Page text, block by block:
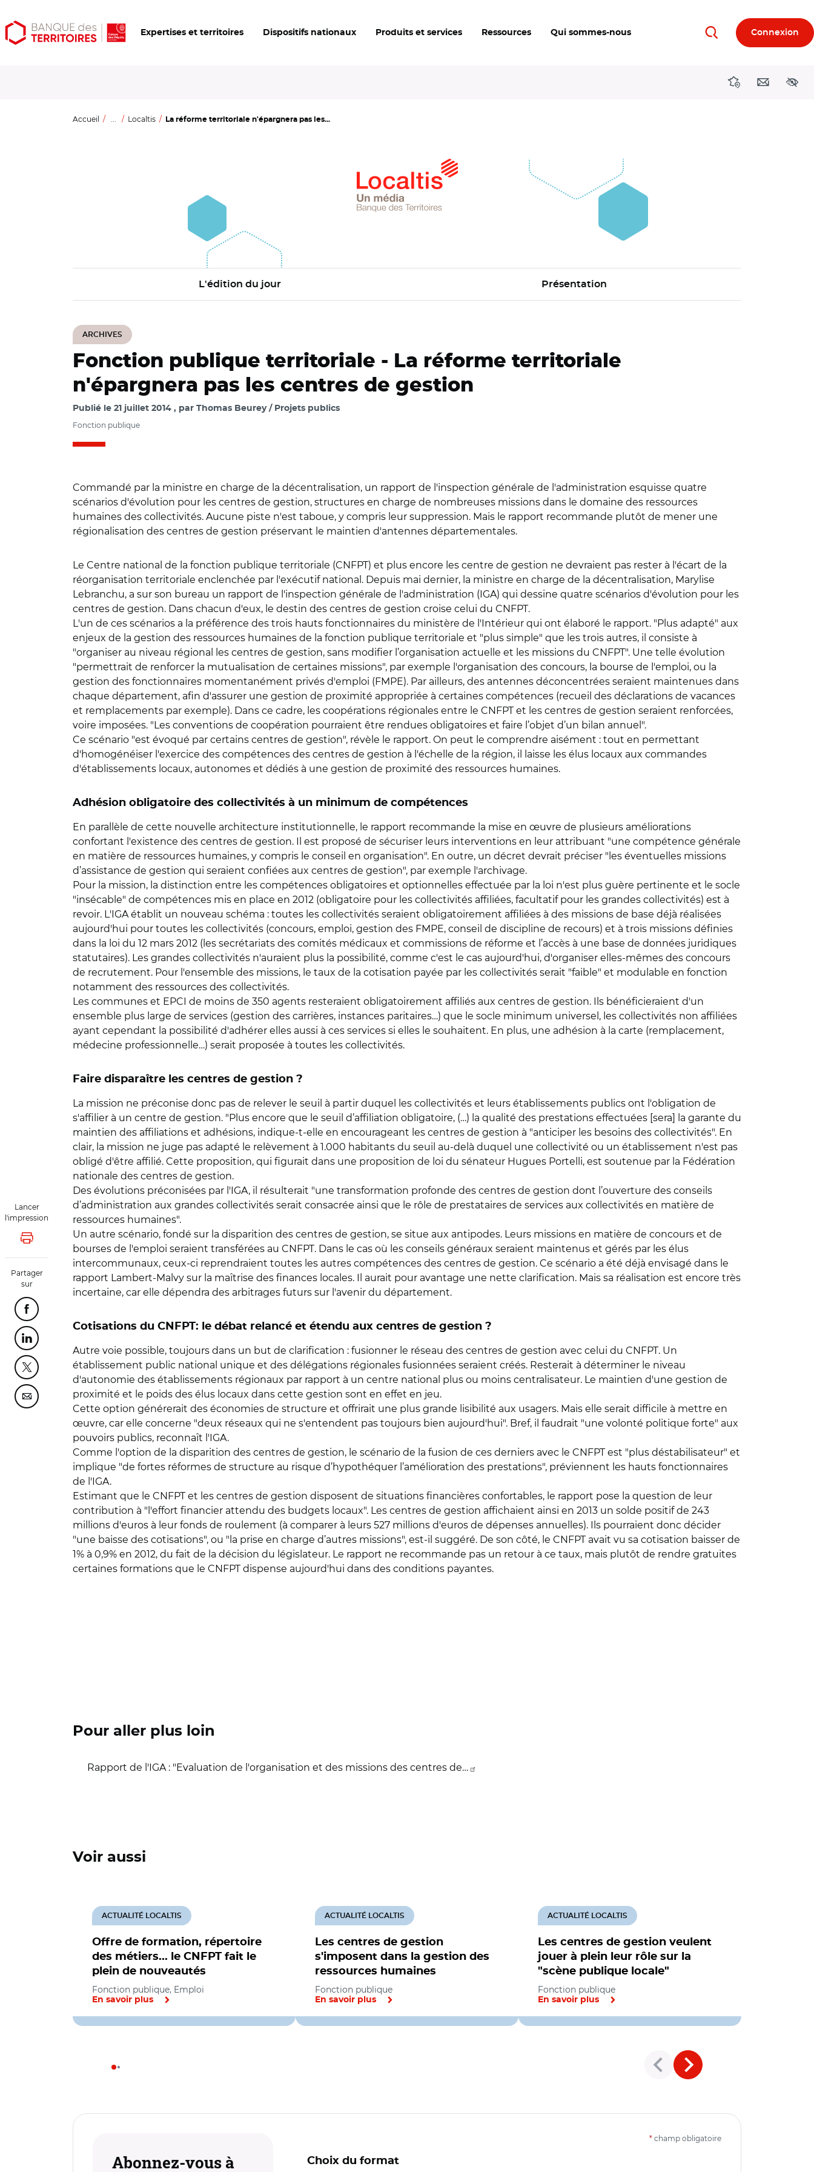
Aller
au
Aller
au
Ouvrir
les
Expertises et territoires Dispositifs nationaux Produits et services Ressources Qui sommes-nous RechercherConnexion
DirectionsContact
Accueil ... Localtis La réforme territoriale n'épargnera pas les...
L'édition du jour Présentation
ARCHIVES
Lancer
l'impression
Lancer l'impression
Partager
sur
Partager cette page sur Facebook
Partager cette page sur Linkedin
Partager cette page sur Twitter
Partager cette page sur Courriel
Fonction publique territoriale - La réforme territoriale
n'épargnera pas les centres de gestion
Publié le 21 juillet 2014 par Thomas Beurey / Projets publics
Fonction publique
Commandé par la ministre en charge de la décentralisation, un rapport de l'inspection générale de l'administration esquisse quatre
scénarios d'évolution pour les centres de gestion, structures en charge de nombreuses missions dans le domaine des ressources
humaines des collectivités. Aucune piste n'est taboue, y compris leur suppression. Mais le rapport recommande plutôt de mener une
régionalisation des centres de gestion préservant le maintien d'antennes départementales.
Le Centre national de la fonction publique territoriale (CNFPT) et plus encore les centre de gestion ne devraient pas rester à l'écart de la
réorganisation territoriale enclenchée par l'exécutif national. Depuis mai dernier, la ministre en charge de la décentralisation, Marylise
Lebranchu, a sur son bureau un rapport de l'inspection générale de l'administration (IGA) qui dessine quatre scénarios d'évolution pour les
centres de gestion. Dans chacun d'eux, le destin des centres de gestion croise celui du CNFPT.
L'un de ces scénarios a la préférence des trois hauts fonctionnaires du ministère de l'Intérieur qui ont élaboré le rapport. "Plus adapté" aux
enjeux de la gestion des ressources humaines de la fonction publique territoriale et "plus simple" que les trois autres, il consiste à
"organiser au niveau régional les centres de gestion, sans modifier l’organisation actuelle et les missions du CNFPT". Une telle évolution
"permettrait de renforcer la mutualisation de certaines missions", par exemple l'organisation des concours, la bourse de l'emploi, ou la
gestion des fonctionnaires momentanément privés d'emploi (FMPE). Par ailleurs, des antennes déconcentrées seraient maintenues dans
chaque département, afin d'assurer une gestion de proximité appropriée à certaines compétences (recueil des déclarations de vacances
et remplacements par exemple). Dans ce cadre, les coopérations régionales entre le CNFPT et les centres de gestion seraient renforcées,
voire imposées. "Les conventions de coopération pourraient être rendues obligatoires et faire l’objet d’un bilan annuel".
Ce scénario "est évoqué par certains centres de gestion", révèle le rapport. On peut le comprendre aisément : tout en permettant
d'homogénéiser l'exercice des compétences des centres de gestion à l'échelle de la région, il laisse les élus locaux aux commandes
d'établissements locaux, autonomes et dédiés à une gestion de proximité des ressources humaines.
Adhésion obligatoire des collectivités à un minimum de compétences
En parallèle de cette nouvelle architecture institutionnelle, le rapport recommande la mise en œuvre de plusieurs améliorations
confortant l'existence des centres de gestion. Il est proposé de sécuriser leurs interventions en leur attribuant "une compétence générale
en matière de ressources humaines, y compris le conseil en organisation". En outre, un décret devrait préciser "les éventuelles missions
d’assistance de gestion qui seraient confiées aux centres de gestion", par exemple l'archivage.
Pour la mission, la distinction entre les compétences obligatoires et optionnelles effectuée par la loi n'est plus guère pertinente et le socle
"insécable" de compétences mis en place en 2012 (obligatoire pour les collectivités affiliées, facultatif pour les grandes collectivités) est à
revoir. L'IGA établit un nouveau schéma : toutes les collectivités seraient obligatoirement affiliées à des missions de base déjà réalisées
aujourd'hui pour toutes les collectivités (concours, emploi, gestion des FMPE, conseil de discipline de recours) et à trois missions définies
dans la loi du 12 mars 2012 (les secrétariats des comités médicaux et commissions de réforme et l’accès à une base de données juridiques
statutaires). Les grandes collectivités n'auraient plus la possibilité, comme c'est le cas aujourd'hui, d'organiser elles-mêmes des concours
de recrutement. Pour l'ensemble des missions, le taux de la cotisation payée par les collectivités serait "faible" et modulable en fonction
notamment des ressources des collectivités.
Les communes et EPCI de moins de 350 agents resteraient obligatoirement affiliés aux centres de gestion. Ils bénéficieraient d'un
ensemble plus large de services (gestion des carrières, instances paritaires…) que le socle minimum universel, les collectivités non affiliées
ayant cependant la possibilité d'adhérer elles aussi à ces services si elles le souhaitent. En plus, une adhésion à la carte (remplacement,
médecine professionnelle…) serait proposée à toutes les collectivités.
Faire disparaître les centres de gestion ?
La mission ne préconise donc pas de relever le seuil à partir duquel les collectivités et leurs établissements publics ont l'obligation de
s'affilier à un centre de gestion. "Plus encore que le seuil d’affiliation obligatoire, (…) la qualité des prestations effectuées [sera] la garante du
maintien des affiliations et adhésions, indique-t-elle en encourageant les centres de gestion à "anticiper les besoins des collectivités". En
clair, la mission ne juge pas adapté le relèvement à 1.000 habitants du seuil au-delà duquel une collectivité ou un établissement n'est pas
obligé d'être affilié. Cette proposition, qui figurait dans une proposition de loi du sénateur Hugues Portelli, est soutenue par la Fédération
nationale des centres de gestion.
Des évolutions préconisées par l'IGA, il résulterait "une transformation profonde des centres de gestion dont l’ouverture des conseils
d’administration aux grandes collectivités serait consacrée ainsi que le rôle de prestataires de services aux collectivités en matière de
ressources humaines".
Un autre scénario, fondé sur la disparition des centres de gestion, se situe aux antipodes. Leurs missions en matière de concours et de
bourses de l'emploi seraient transférées au CNFPT. Dans le cas où les conseils généraux seraient maintenus et gérés par les élus
intercommunaux, ceux-ci reprendraient toutes les autres compétences des centres de gestion. Ce scénario a été déjà envisagé dans le
rapport Lambert-Malvy sur la maîtrise des finances locales. Il aurait pour avantage une nette clarification. Mais sa réalisation est encore très
incertaine, car elle dépendra des arbitrages futurs sur l'avenir du département.
Cotisations du CNFPT: le débat relancé et étendu aux centres de gestion ?
Autre voie possible, toujours dans un but de clarification : fusionner le réseau des centres de gestion avec celui du CNFPT. Un
établissement public national unique et des délégations régionales fusionnées seraient créés. Resterait à déterminer le niveau
d'autonomie des établissements régionaux par rapport à un centre national plus ou moins centralisateur. Le maintien d'une gestion de
proximité et le poids des élus locaux dans cette gestion sont en effet en jeu.
Cette option générerait des économies de structure et offrirait une plus grande lisibilité aux usagers. Mais elle serait difficile à mettre en
œuvre, car elle concerne "deux réseaux qui ne s'entendent pas toujours bien aujourd'hui". Bref, il faudrait "une volonté politique forte" aux
pouvoirs publics, reconnaît l'IGA.
Comme l'option de la disparition des centres de gestion, le scénario de la fusion de ces derniers avec le CNFPT est "plus déstabilisateur" et
implique "de fortes réformes de structure au risque d’hypothéquer l’amélioration des prestations", préviennent les hauts fonctionnaires
de l'IGA.
Estimant que le CNFPT et les centres de gestion disposent de situations financières confortables, le rapport pose la question de leur
contribution à "l'effort financier attendu des budgets locaux". Les centres de gestion affichaient ainsi en 2013 un solde positif de 243
millions d'euros à leur fonds de roulement (à comparer à leurs 527 millions d'euros de dépenses annuelles). Ils pourraient donc décider
"une baisse des cotisations", ou "la prise en charge d’autres missions", est-il suggéré. De son côté, le CNFPT avait vu sa cotisation baisser de
1% à 0,9% en 2012, du fait de la décision du législateur. Le rapport ne recommande pas un retour à ce taux, mais plutôt de rendre gratuites
certaines formations que le CNFPT dispense aujourd'hui dans des conditions payantes.
Pour aller plus loin
Rapport de l'IGA : "Evaluation de l'organisation et des missions des centres de…
Voir aussi
Offre de formation, répertoire
des métiers... le CNFPT fait le
plein de nouveautés
ACTUALITÉ LOCALTIS
Fonction publique, Emploi
En savoir plus
Les centres de gestion
s'imposent dans la gestion des
ressources humaines
ACTUALITÉ LOCALTIS
Fonction publique
En savoir plus
Les centres de gestion veulent
jouer à plein leur rôle sur la
"scène publique locale"
ACTUALITÉ LOCALTIS
Fonction publique
En savoir plus
Abonnez-vous à
* champ obligatoire
Choix du format